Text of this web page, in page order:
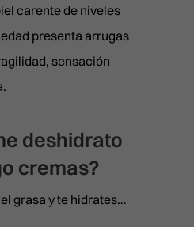
carente de niveles
presenta arrugas
sensación
deshidrato
cremas?
grasa y te hidrates…